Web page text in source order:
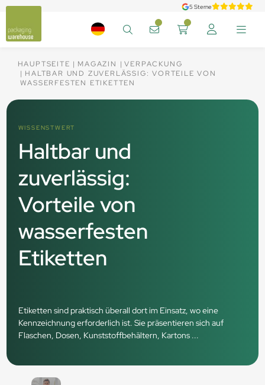
5 Sterne
HAUPTSEITE MAGAZIN
VERPACKUNG
HALTBAR UND ZUVERLÄSSIG: VORTEILE VON
WASSERFESTEN ETIKETTEN
WISSENSTWERT
Haltbar und
zuverlässig:
Vorteile von
wasserfesten
Etiketten
Etiketten sind praktisch überall dort im Einsatz, wo eine
Kennzeichnung erforderlich ist. Sie präsentieren sich auf
Flaschen, Dosen, Kunststoffbehältern, Kartons ...